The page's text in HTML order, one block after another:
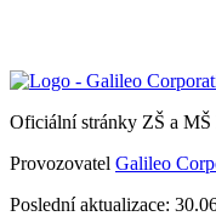
Oficiální stránky ZŠ a
Provozovatel Galileo
Poslední aktualizace: